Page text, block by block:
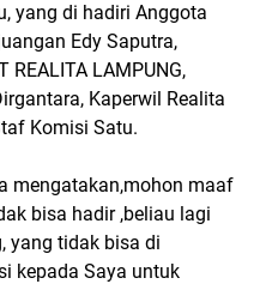
yang di hadiri Anggota
Edy Saputra,
LAMPUNG,
Kaperwil Realita
Komisi Satu.
mengatakan,mohon maaf
bisa hadir ,beliau lagi
yang tidak bisa di
kepada Saya untuk